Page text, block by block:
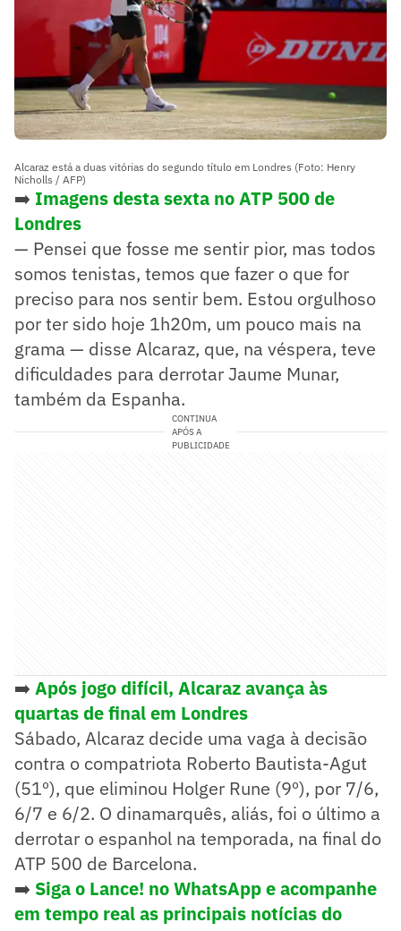
Alcaraz está a duas vitórias do segundo título em Londres (Foto: Henry
Nicholls / AFP)
➡️ Imagens desta sexta no ATP 500 de
Londres
— Pensei que fosse me sentir pior, mas todos
somos tenistas, temos que fazer o que for
preciso para nos sentir bem. Estou orgulhoso
por ter sido hoje 1h20m, um pouco mais na
grama — disse Alcaraz, que, na véspera, teve
dificuldades para derrotar Jaume Munar,
também da Espanha.
CONTINUA
APÓS A
PUBLICIDADE
➡️ Após jogo difícil, Alcaraz avança às
quartas de final em Londres
Sábado, Alcaraz decide uma vaga à decisão
contra o compatriota Roberto Bautista-Agut
(51º), que eliminou Holger Rune (9º), por 7/6,
6/7 e 6/2. O dinamarquês, aliás, foi o último a
derrotar o espanhol na temporada, na final do
ATP 500 de Barcelona.
➡️ Siga o Lance! no WhatsApp e acompanhe
em tempo real as principais notícias do